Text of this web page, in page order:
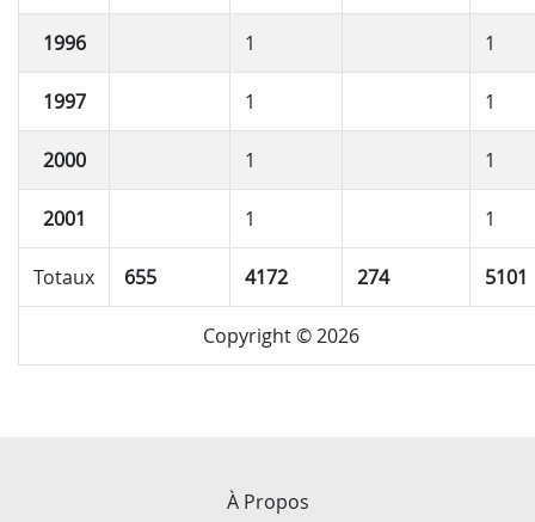
1996 1 1
1997 1 1
2000 1 1
2001 1 1
Totaux 655 4172 274 5101
Copyright © 2026
À Propos